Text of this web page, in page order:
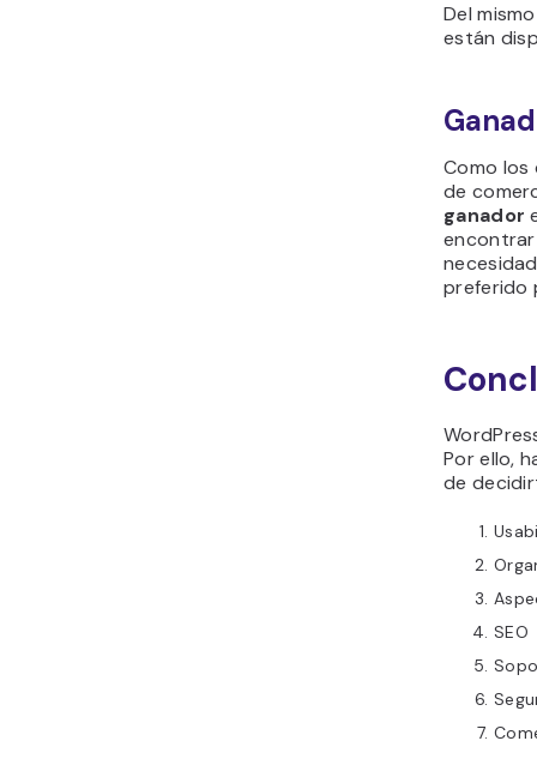
Del
están
Como los
de
ganador
preferido
Por ello,
de
SEO